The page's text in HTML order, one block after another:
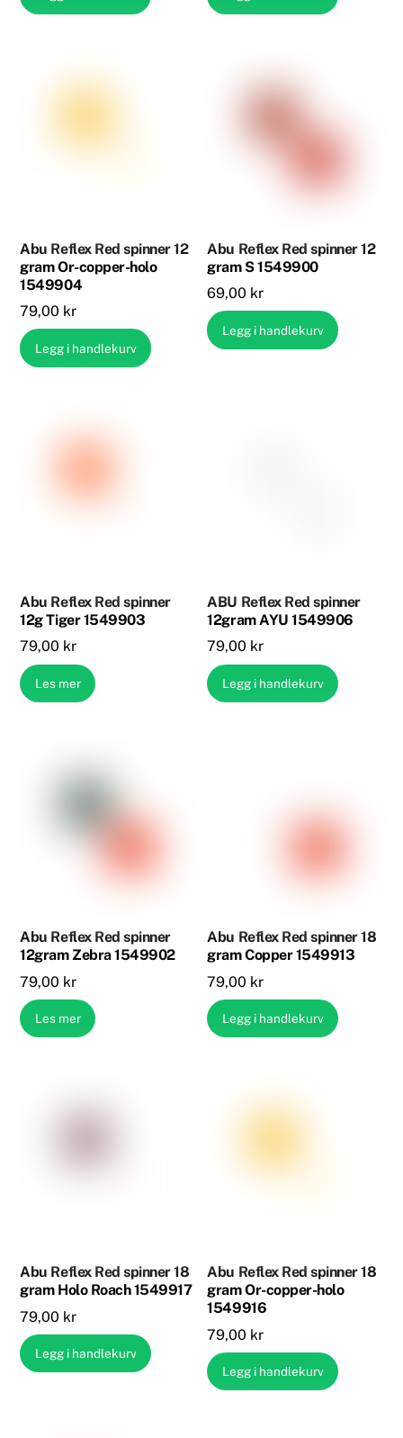
Abu Reflex Red spinner 12
gram Or-copper-holo
1549904
79,00 kr
Legg i handlekurv
Abu Reflex Red spinner 12
gram S 1549900
69,00 kr
Legg i handlekurv
Abu Reflex Red spinner
12g Tiger 1549903
79,00 kr
Les mer
ABU Reflex Red spinner
12gram AYU 1549906
79,00 kr
Legg i handlekurv
Abu Reflex Red spinner
12gram Zebra 1549902
79,00 kr
Les mer
Abu Reflex Red spinner 18
gram Copper 1549913
79,00 kr
Legg i handlekurv
Abu Reflex Red spinner 18
gram Holo Roach 1549917
79,00 kr
Legg i handlekurv
Abu Reflex Red spinner 18
gram Or-copper-holo
1549916
79,00 kr
Legg i handlekurv